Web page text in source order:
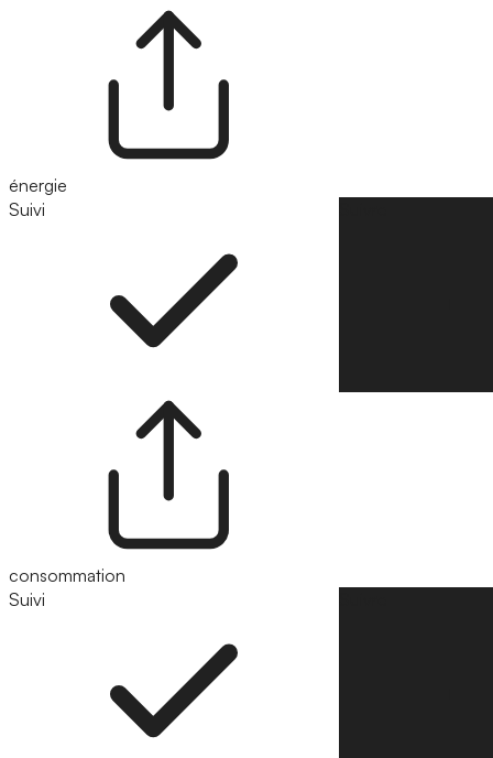
énergie
Suivi
consommation
Suivi